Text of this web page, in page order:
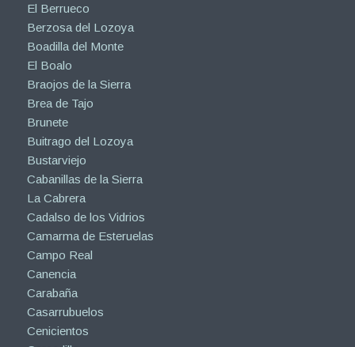
El Berrueco
Berzosa del Lozoya
Boadilla del Monte
El Boalo
Braojos de la Sierra
Brea de Tajo
Brunete
Buitrago del Lozoya
Bustarviejo
Cabanillas de la Sierra
La Cabrera
Cadalso de los Vidrios
Camarma de Esteruelas
Campo Real
Canencia
Carabaña
Casarrubuelos
Cenicientos